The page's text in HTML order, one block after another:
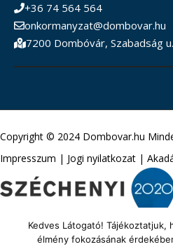
+36 74 564 564
onkormanyzat@dombovar.hu
7200 Dombóvár, Szabadság
Copyright © 2024 Dombovar.hu
Impresszum | Jogi nyilatkozat |
Kedves Látogató! Tájékoztatjuk,
élmény fokozásának